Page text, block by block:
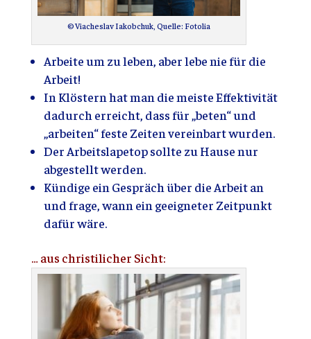
© Viacheslav Iakobchuk, Quelle: Fotolia
Arbeite um zu leben, aber lebe nie für die
Arbeit!
In Klöstern hat man die meiste Effektivität
dadurch erreicht, dass für „beten“ und
„arbeiten“ feste Zeiten vereinbart wurden.
Der Arbeitslapetop sollte zu Hause nur
abgestellt werden.
Kündige ein Gespräch über die Arbeit an
und frage, wann ein geeigneter Zeitpunkt
dafür wäre.
… aus christilicher Sicht: